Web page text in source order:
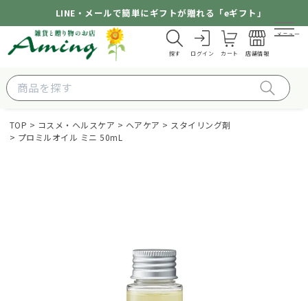
LINE・メールで簡単にギフトが贈れる「eギフト」
探す ログイン カート 店舗情報
メニュー
TOP コスメ・ヘルスケア ヘアケア
スタイリング剤
プロミルオイル ミニ 50mL